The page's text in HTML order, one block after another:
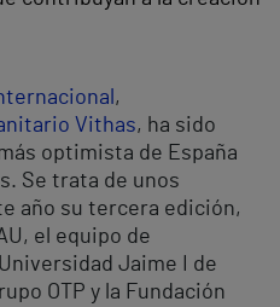
,
Vithas, ha sido
optimista de España
Se trata de unos
año su tercera edición,
el equipo de
Jaime I de
OTP y la Fundación